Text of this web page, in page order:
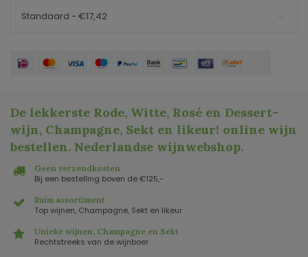
Standaard - €17,42
De lekkerste Rode, Witte, Rosé en Dessert-
wijn, Champagne, Sekt en likeur! online wijn
bestellen. Nederlandse wijnwebshop.
Geen verzendkosten
Bij een bestelling boven de €125,-
Ruim assortiment
Top wijnen, Champagne, Sekt en likeur
Unieke wijnen, Champagne en Sekt
Rechtstreeks van de wijnboer